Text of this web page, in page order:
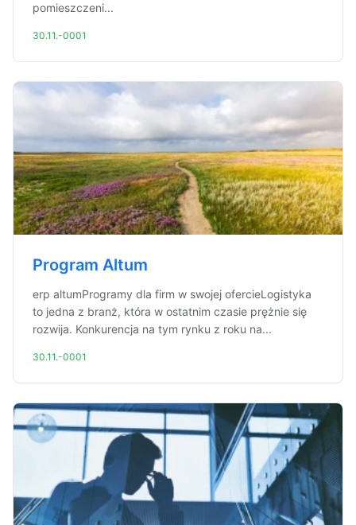
pomieszczeni...
30.11.-0001
Program Altum
erp altumProgramy dla firm w swojej ofercieLogistyka
to jedna z branż, która w ostatnim czasie prężnie się
rozwija. Konkurencja na tym rynku z roku na...
30.11.-0001